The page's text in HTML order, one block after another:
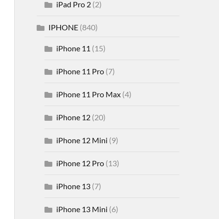
iPad Pro 2(2)
IPHONE(840)
iPhone 11 (15)
iPhone 11 Pro(7)
iPhone 11 Pro Max(4)
iPhone 12(20)
iPhone 12 Mini (9)
iPhone 12 Pro(13)
iPhone 13(7)
iPhone 13 Mini (6)